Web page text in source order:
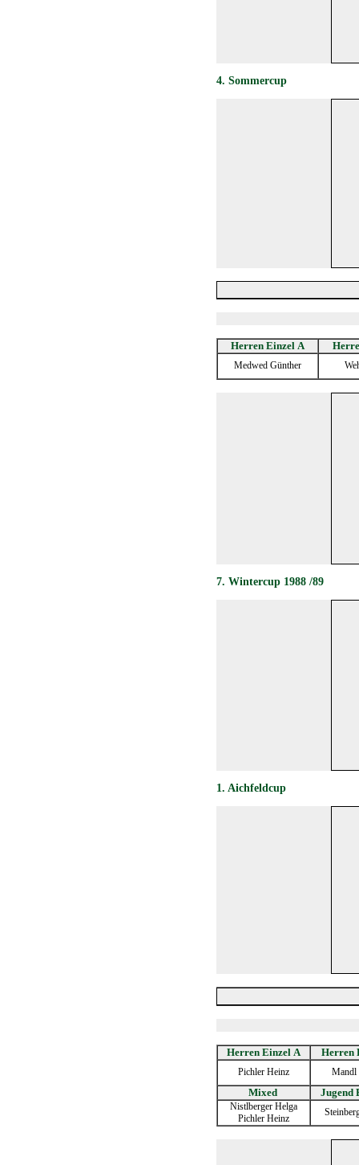
4. Sommercup
Herren Einzel A
Medwed Günther
7. Wintercup 1988 /89
1. Aichfeldcup
Herren Einzel A Herren
Pichler Heinz Mandl
Mixed Jugend
Nistlberger Helga
Pichler Heinz